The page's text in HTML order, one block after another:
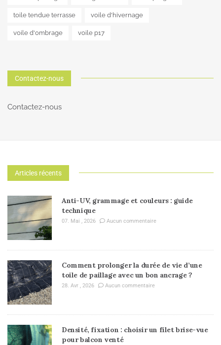
toile tendue terrasse voile d'hivernage
voile d'ombrage voile p17
Contactez-nous
Contactez-nous
Articles récents
Anti-UV, grammage et couleurs : guide
technique
07. Mai , 2026 Aucun commentaire
Comment prolonger la durée de vie d’une
toile de paillage avec un bon ancrage ?
28. Avr , 2026 Aucun commentaire
Densité, fixation : choisir un filet brise-vue
pour balcon venté